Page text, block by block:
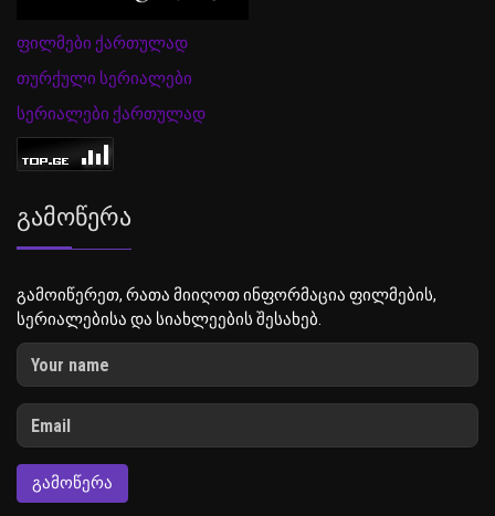
ფილმები ქართულად
თურქული სერიალები
სერიალები ქართულად
Გამოწერა
გამოიწერეთ, რათა მიიღოთ ინფორმაცია ფილმების,
სერიალებისა და სიახლეების შესახებ.
ᲒᲐᲛᲝᲬᲔᲠᲐ